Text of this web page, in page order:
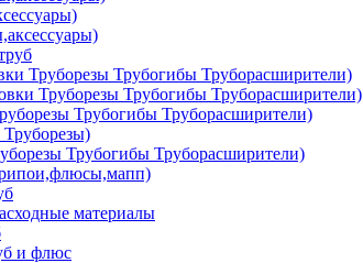
Труборезы Трубогибы Труборасширители)
Труборезы Трубогибы Труборасширители)
Трубогибы Труборасширители)
Трубогибы Труборасширители)
материалы
и флюс